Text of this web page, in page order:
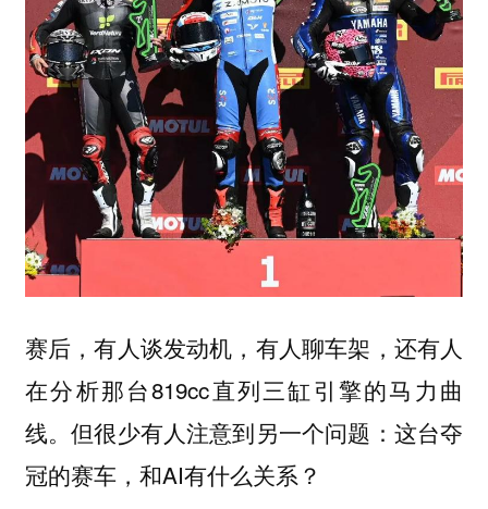
赛后，有人谈发动机，有人聊车架，还有人
在分析那台819cc直列三缸引擎的马力曲
线。但很少有人注意到另一个问题：这台夺
冠的赛车，和AI有什么关系？